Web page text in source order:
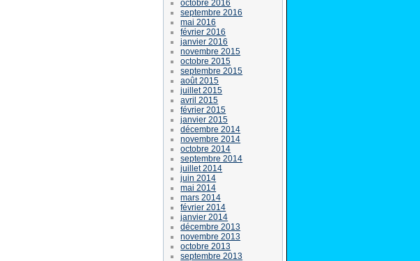
octobre 2016
septembre 2016
mai 2016
février 2016
janvier 2016
novembre 2015
octobre 2015
septembre 2015
août 2015
juillet 2015
avril 2015
février 2015
janvier 2015
décembre 2014
novembre 2014
octobre 2014
septembre 2014
juillet 2014
juin 2014
mai 2014
mars 2014
février 2014
janvier 2014
décembre 2013
novembre 2013
octobre 2013
septembre 2013